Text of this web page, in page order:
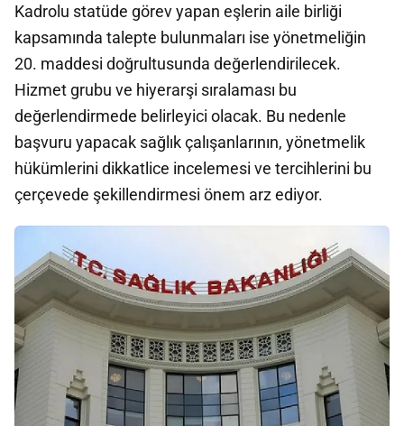
Kadrolu statüde görev yapan eşlerin aile birliği
kapsamında talepte bulunmaları ise yönetmeliğin
20. maddesi doğrultusunda değerlendirilecek.
Hizmet grubu ve hiyerarşi sıralaması bu
değerlendirmede belirleyici olacak. Bu nedenle
başvuru yapacak sağlık çalışanlarının, yönetmelik
hükümlerini dikkatlice incelemesi ve tercihlerini bu
çerçevede şekillendirmesi önem arz ediyor.